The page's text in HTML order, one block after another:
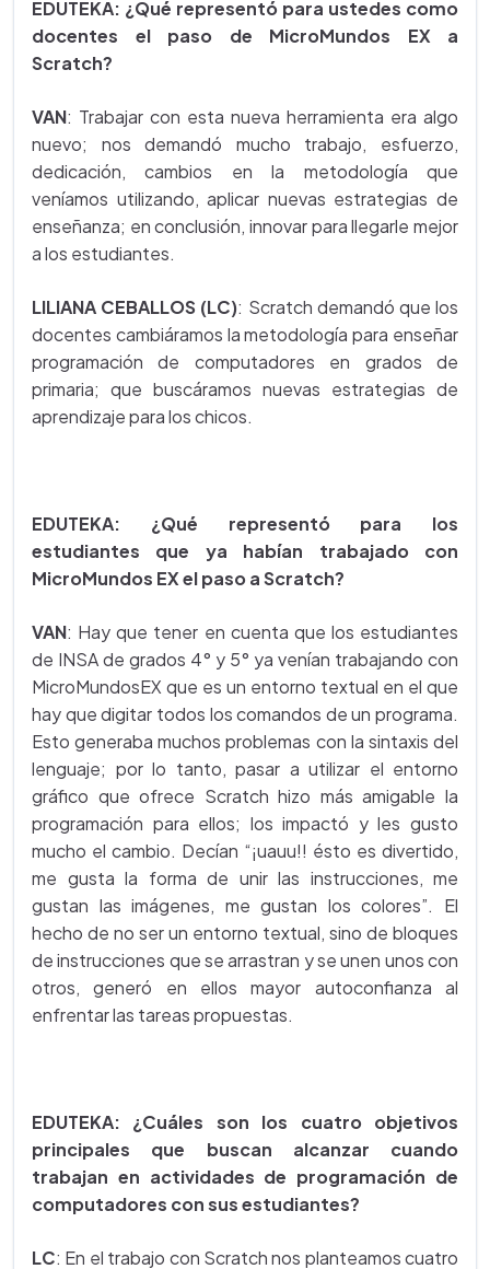
EDUTEKA: ¿Qué representó para ustedes como
docentes el paso de MicroMundos EX a
Scratch?
VAN: Trabajar con esta nueva herramienta era algo
nuevo; nos demandó mucho trabajo, esfuerzo,
dedicación, cambios en la metodología que
veníamos utilizando, aplicar nuevas estrategias de
enseñanza; en conclusión, innovar para llegarle mejor
a los estudiantes.
LILIANA CEBALLOS (LC): Scratch demandó que los
docentes cambiáramos la metodología para enseñar
programación de computadores en grados de
primaria; que buscáramos nuevas estrategias de
aprendizaje para los chicos.
EDUTEKA: ¿Qué representó para los
estudiantes que ya habían trabajado con
MicroMundos EX el paso a Scratch?
VAN: Hay que tener en cuenta que los estudiantes
de INSA de grados 4° y 5° ya venían trabajando con
MicroMundosEX que es un entorno textual en el que
hay que digitar todos los comandos de un programa.
Esto generaba muchos problemas con la sintaxis del
lenguaje; por lo tanto, pasar a utilizar el entorno
gráfico que ofrece Scratch hizo más amigable la
programación para ellos; los impactó y les gusto
mucho el cambio. Decían “¡uauu!! ésto es divertido,
me gusta la forma de unir las instrucciones, me
gustan las imágenes, me gustan los colores”. El
hecho de no ser un entorno textual, sino de bloques
de instrucciones que se arrastran y se unen unos con
otros, generó en ellos mayor autoconfianza al
enfrentar las tareas propuestas.
EDUTEKA: ¿Cuáles son los cuatro objetivos
principales que buscan alcanzar cuando
trabajan en actividades de programación de
computadores con sus estudiantes?
LC: En el trabajo con Scratch nos planteamos cuatro